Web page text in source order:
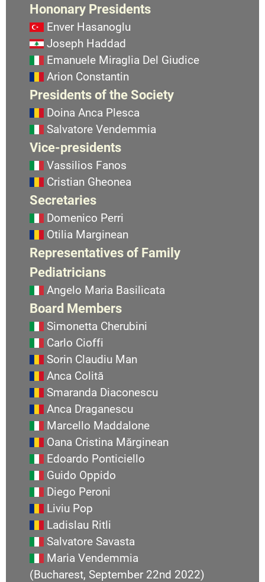
Hononary Presidents
Enver Hasanoglu
Joseph Haddad
Emanuele Miraglia Del Giudice
Arion Constantin
Presidents of the Society
Doina Anca Plesca
Salvatore Vendemmia
Vice-presidents
Vassilios Fanos
Cristian Gheonea
Secretaries
Domenico Perri
Otilia Marginean
Representatives of Family
Pediatricians
Angelo Maria Basilicata
Board Members
Simonetta Cherubini
Carlo Cioffi
Sorin Claudiu Man
Anca Colită
Smaranda Diaconescu
Anca Draganescu
Marcello Maddalone
Oana Cristina Mărginean
Edoardo Ponticiello
Guido Oppido
Diego Peroni
Liviu Pop
Ladislau Ritli
Salvatore Savasta
Maria Vendemmia
(Bucharest, September 22nd 2022)